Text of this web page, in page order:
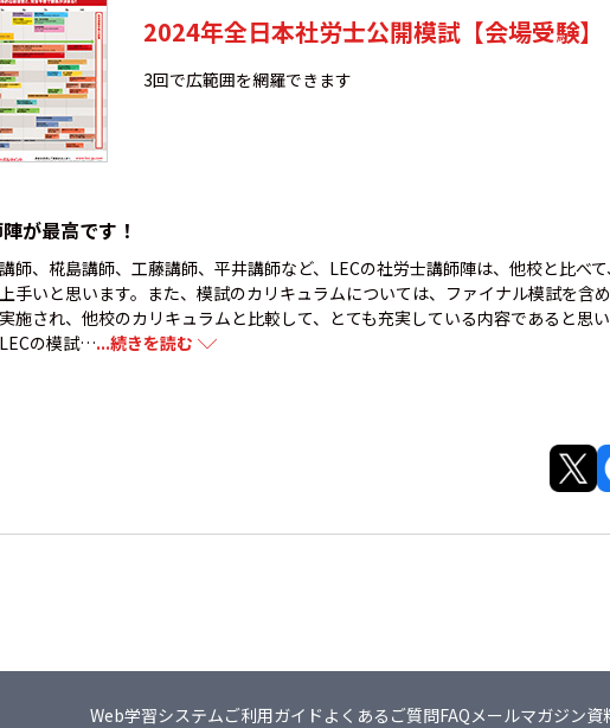
2024年全日本社労士公開模試【会場受験】
3回で広範囲を網羅できます
が最高です！
師、椛島講師、工藤講師、平井講師など、LECの社労士講師陣は、他校と比べ
手いと思います。また、模試のカリキュラムについては、ファイナル模試を含
施され、他校のカリキュラムと比較して、とても充実している内容であると思
の模試…...続きを読む
Web学習システムご利用ガイド よくあるご質問FAQメールマガジン資